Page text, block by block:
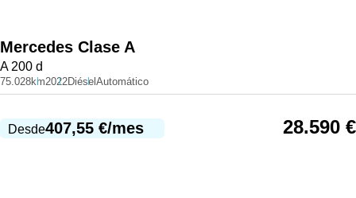
Mercedes Clase A
A 200 d
75.028km2022Diésel Automático
Desde407,55 €/mes 28.590 €